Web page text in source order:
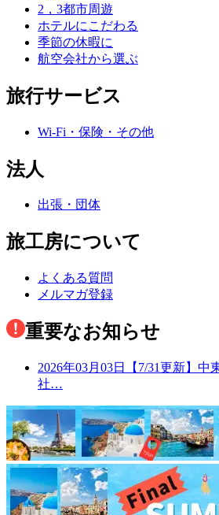
2，3都市周遊
ホテルにこだわる
季節の休暇に
航空会社から選ぶ
旅行サービス
Wi-Fi・保険・その他
法人
出張・団体
旅工房について
よくある質問
メルマガ登録
重要なお知らせ
2026年03月03日
【7/31更新】
社…